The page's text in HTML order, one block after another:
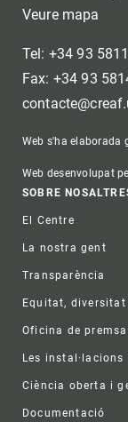
Veure mapa
Tel: +34 93
Fax: +34 93
Web s'ha elaborada
Web desenvolupat
SOBRE
El Centre
La nostra gent
Transparència
Equitat,
Oficina de premsa
Les instal·lacions
Ciència oberta i
Documentació